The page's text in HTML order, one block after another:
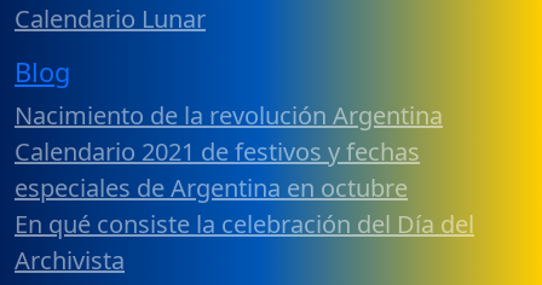
Calendario Lunar
Blog
Nacimiento de la revolución Argentina
Calendario 2021 de festivos y fechas
especiales de Argentina en octubre
En qué consiste la celebración del Día del
Archivista